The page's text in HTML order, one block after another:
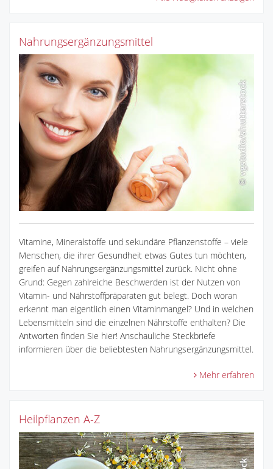
Nahrungsergänzungsmittel
Vitamine, Mineralstoffe und sekundäre Pflanzenstoffe – viele
Menschen, die ihrer Gesundheit etwas Gutes tun möchten,
greifen auf Nahrungsergänzungsmittel zurück. Nicht ohne
Grund: Gegen zahlreiche Beschwerden ist der Nutzen von
Vitamin- und Nährstoffpräparaten gut belegt. Doch woran
erkennt man eigentlich einen Vitaminmangel? Und in welchen
Lebensmitteln sind die einzelnen Nährstoffe enthalten? Die
Antworten finden Sie hier! Anschauliche Steckbriefe
informieren über die beliebtesten Nahrungsergänzungsmittel.
Mehr erfahren
Heilpflanzen A-Z